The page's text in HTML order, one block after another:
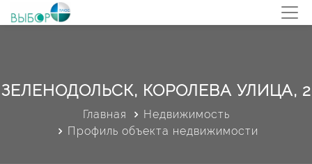
ЗЕЛЕНОДОЛЬСК, КОРОЛЕВА УЛИЦА, 2
Главная
Недвижимость
Профиль объекта недвижимости